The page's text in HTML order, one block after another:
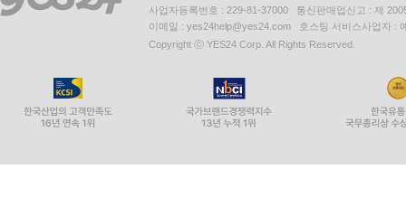
사업자등록번호 : 229-81-37000 통신판매업신고 : 제
이메일 : yes24help@yes24.com 호스팅 서비스사업자 :
Copyright ⓒ YES24 Corp. All Rights Reserved.